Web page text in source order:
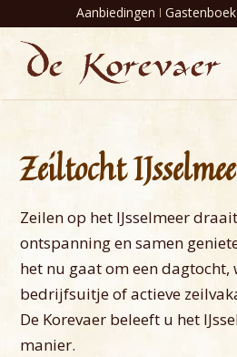
Aanbiedingen Gastenboek
Zeiltocht
Zeilen op het IJsselmeer
ontspanning en samen
het nu gaat om een dagtocht,
bedrijfsuitje of actieve
De Korevaer beleeft u het
manier.